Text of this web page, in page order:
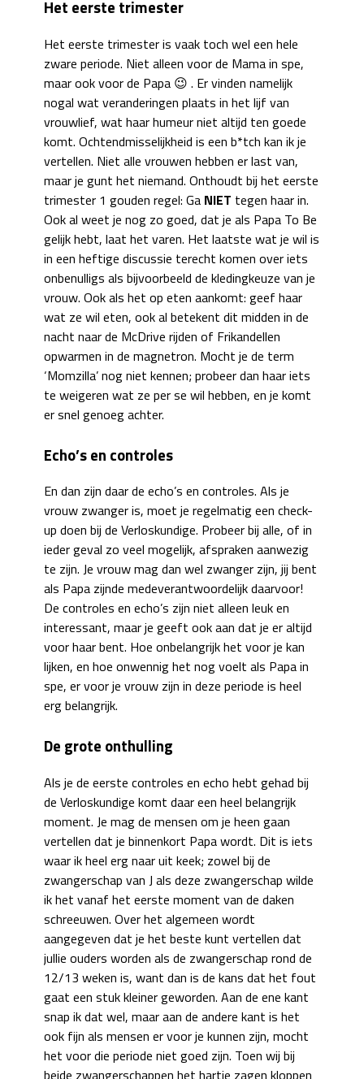
Het eerste trimester
Het eerste trimester is vaak toch wel een hele
zware periode. Niet alleen voor de Mama in spe,
maar ook voor de Papa 😉 . Er vinden namelijk
nogal wat veranderingen plaats in het lijf van
vrouwlief, wat haar humeur niet altijd ten goede
komt. Ochtendmisselijkheid is een b*tch kan ik je
vertellen. Niet alle vrouwen hebben er last van,
maar je gunt het niemand. Onthoudt bij het eerste
trimester 1 gouden regel: Ga NIET tegen haar in.
Ook al weet je nog zo goed, dat je als Papa To Be
gelijk hebt, laat het varen. Het laatste wat je wil is
in een heftige discussie terecht komen over iets
onbenulligs als bijvoorbeeld de kledingkeuze van je
vrouw. Ook als het op eten aankomt: geef haar
wat ze wil eten, ook al betekent dit midden in de
nacht naar de McDrive rijden of Frikandellen
opwarmen in de magnetron. Mocht je de term
‘Momzilla’ nog niet kennen; probeer dan haar iets
te weigeren wat ze per se wil hebben, en je komt
er snel genoeg achter.
Echo’s en controles
En dan zijn daar de echo’s en controles. Als je
vrouw zwanger is, moet je regelmatig een check-
up doen bij de Verloskundige. Probeer bij alle, of in
ieder geval zo veel mogelijk, afspraken aanwezig
te zijn. Je vrouw mag dan wel zwanger zijn, jij bent
als Papa zijnde medeverantwoordelijk daarvoor!
De controles en echo’s zijn niet alleen leuk en
interessant, maar je geeft ook aan dat je er altijd
voor haar bent. Hoe onbelangrijk het voor je kan
lijken, en hoe onwennig het nog voelt als Papa in
spe, er voor je vrouw zijn in deze periode is heel
erg belangrijk.
De grote onthulling
Als je de eerste controles en echo hebt gehad bij
de Verloskundige komt daar een heel belangrijk
moment. Je mag de mensen om je heen gaan
vertellen dat je binnenkort Papa wordt. Dit is iets
waar ik heel erg naar uit keek; zowel bij de
zwangerschap van J als deze zwangerschap wilde
ik het vanaf het eerste moment van de daken
schreeuwen. Over het algemeen wordt
aangegeven dat je het beste kunt vertellen dat
jullie ouders worden als de zwangerschap rond de
12/13 weken is, want dan is de kans dat het fout
gaat een stuk kleiner geworden. Aan de ene kant
snap ik dat wel, maar aan de andere kant is het
ook fijn als mensen er voor je kunnen zijn, mocht
het voor die periode niet goed zijn. Toen wij bij
beide zwangerschappen het hartje zagen kloppen